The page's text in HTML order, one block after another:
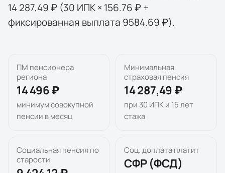
14 287,49 ₽ (30 ИПК × 156.76 ₽ +
фиксированная выплата 9584.69 ₽).
ПМ пенсионера
региона
14 496 ₽
минимум совокупной
пенсии в месяц
Минимальная
страховая пенсия
14 287,49 ₽
при 30 ИПК и 15 лет
стажа
Социальная пенсия по
старости
Соц. доплата платит
СФР (ФСД)